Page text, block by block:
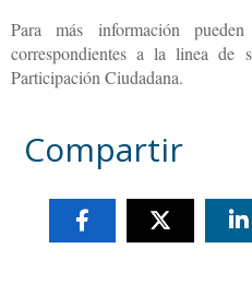
Para más información
correspondientes a la linea de
Participación Ciudadana.
Compartir